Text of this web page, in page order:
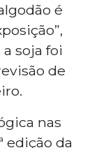
é
soja foi
de
nas
edição da